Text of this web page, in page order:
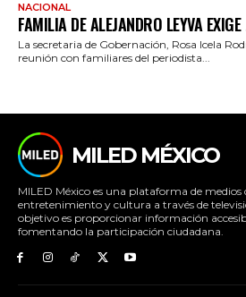
NACIONAL
FAMILIA DE ALEJANDRO LEYVA
La secretaria de Gobernación, Rosa Icela
reunión con familiares del periodista...
MILED MÉXICO
MILED México es una plataforma de medios
entretenimiento y cultura a través de
objetivo es proporcionar información
fomentando la participación ciudadana.